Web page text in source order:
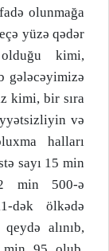
olunmağa
yüzə qədər
kimi,
gələcəyimizə
kimi, bir sıra
və
halları
sayı 15 min
min 500-ə
dək ölkədə
alınıb,